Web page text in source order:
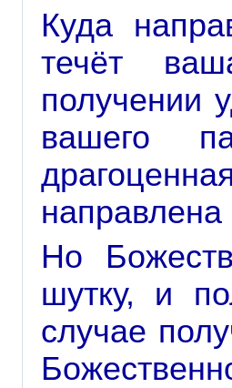
Куда
течёт
получении
вашего
направлена
Но
шутку, и
случае